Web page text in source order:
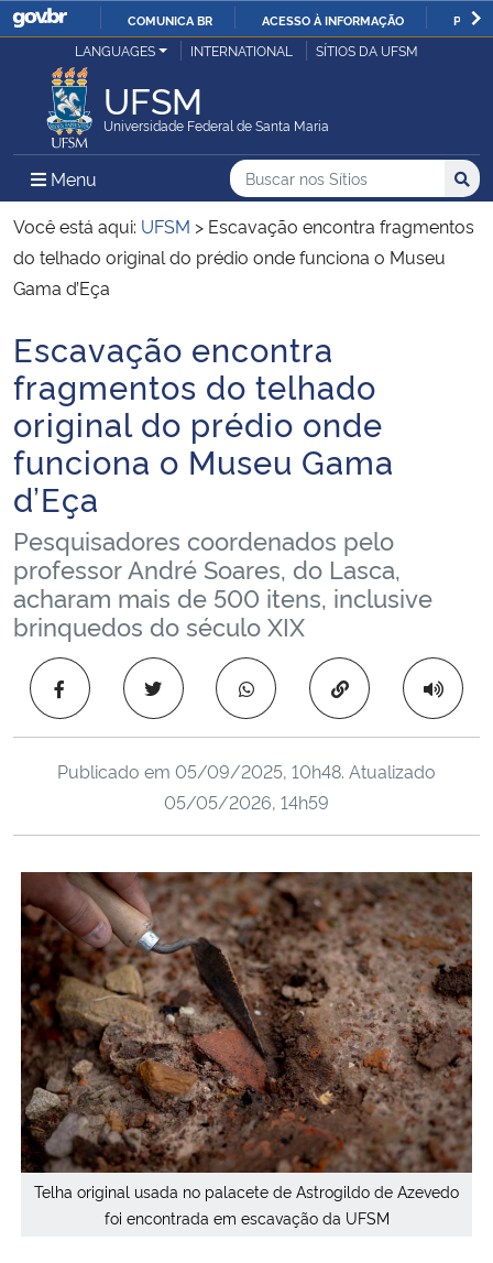
IR
COMUNICA BR ACESSO À INFORMAÇÃO
Ministério da Justiça e Segurança Pública
Ministério da Defesa
Ministério das Relações Exteriores
Ministério da Economia
Ministério da Infraestrutura
Ministério da Agricultura, Pecuária e Abastecimento
Ministério da Educação
Ministério da Cidadania
Ministério da Saúde
Ministério de Minas e Energia
Ministério da Ciência, Tecnologia, Inovações e Comunicações
Controladoria-Geral da União
Ministério da Mulher, da Família e dos Direitos Humanos
Secretaria-Geral
Secretaria de Governo
Gabinete de Segurança Institucional
Advocacia-Geral da União
LANGUAGES INTERNATIONAL SÍTIOS DA UFSM
UFSM
Universidade Federal de Santa Maria
Menu Menu Principal do Sítio
Busca
Buscar no nos Sítios
Busca:
Você está aqui: UFSM > Escavação encontra fragmentos
do telhado original do prédio onde funciona o Museu
Gama d’Eça
Início do conteúdo
Escavação encontra
fragmentos do telhado
original do prédio onde
funciona o Museu Gama
d’Eça
Pesquisadores coordenados pelo
professor André Soares, do Lasca,
acharam mais de 500 itens, inclusive
brinquedos do século XIX
Copiar para área
Publicado em 05/09/2025, 10h48. Atualizado
05/05/2026, 14h59
Telha original usada no palacete de Astrogildo de Azevedo
foi encontrada em escavação da UFSM